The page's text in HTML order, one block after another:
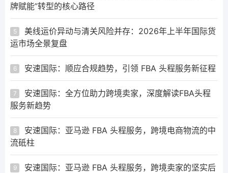
牌赋能”转型的核心路径
5
美线运价异动与清关风险并存：2026年上半年国际货
运市场全景复盘
6 安速国际：顺应合规趋势，引领 FBA 头程服务新征程
7
安速国际：全方位助力跨境卖家，深度解读FBA头程
服务新趋势
8
安速国际：亚马逊 FBA 头程服务，跨境电商物流的中
流砥柱
9
安速国际：亚马逊 FBA 头程服务，跨境卖家的坚实后